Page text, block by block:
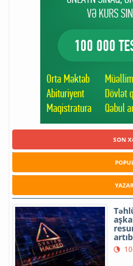
SON
artıb